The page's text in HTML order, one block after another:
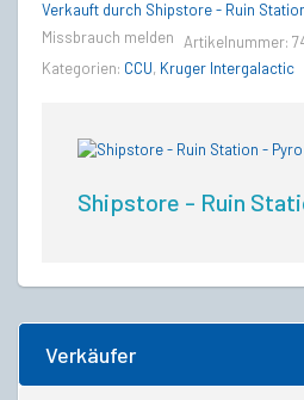
Kruger
L-
Wolf
quantity
Verkauft durch Shipstore - Ruin
Missbrauch melden
Artikelnummer:
Kategorien: CCU, Kruger Intergalactic
Shipstore - Ruin
Verkäufer